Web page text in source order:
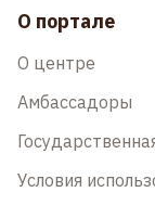
О портале
О центре
Амбассадоры
Условия